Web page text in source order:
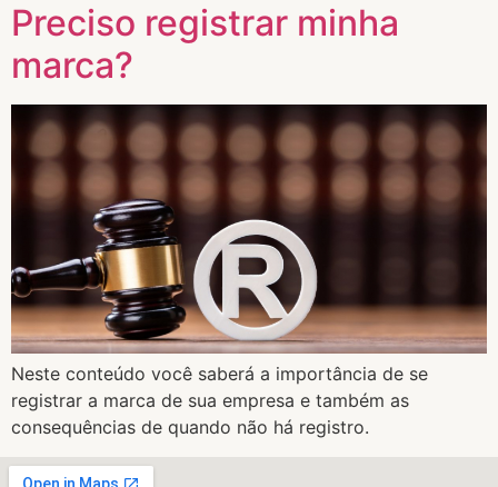
Preciso registrar minha
marca?
Neste conteúdo você saberá a importância de se
registrar a marca de sua empresa e também as
consequências de quando não há registro.